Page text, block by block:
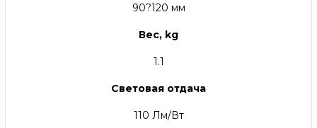
90?120 мм
Вес, kg
1.1
Световая отдача
110 Лм/Вт